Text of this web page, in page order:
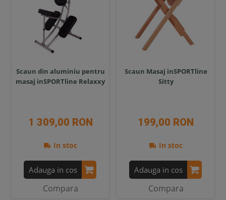
Scaun din aluminiu pentru
masaj inSPORTline Relaxxy
1 309,00 RON
In stoc
Adauga in cos
Compara
Scaun Masaj inSPORTline
Sitty
199,00 RON
In stoc
Adauga in cos
Compara